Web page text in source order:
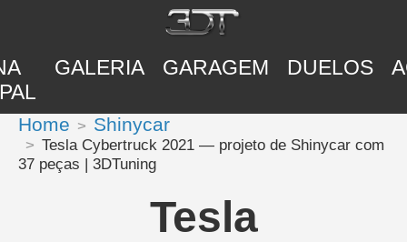
GALERIA GARAGEM DUELOS
Home Shinycar
Tesla Cybertruck 2021 — projeto de Shinycar com
37 peças | 3DTuning
Tesla